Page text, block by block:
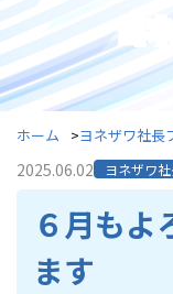
ヨ
ホーム ヨネザワ社長
2025.06.02 ヨネザワ
６月もよ
ます